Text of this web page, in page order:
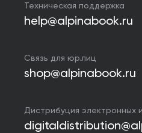
Техническая поддержка
help@alpinabook.ru
Связь для юр.лиц
shop@alpinabook.ru
Дистрибуция электронных